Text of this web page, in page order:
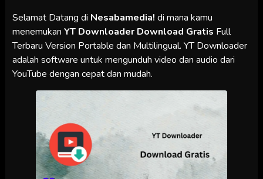
Selamat Datang di Nesabamedia! di mana kamu
menemukan YT Downloader Download Gratis Full
Terbaru Version Portable dan Multilingual. YT Downloader
adalah software untuk mengunduh video dan audio dari
YouTube dengan cepat dan mudah.